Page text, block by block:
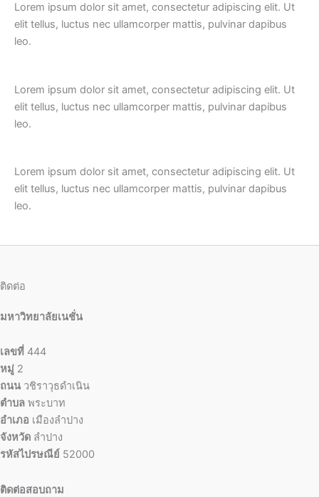
Lorem ipsum dolor sit amet, consectetur adipiscing elit. Ut
elit tellus, luctus nec ullamcorper mattis, pulvinar dapibus
leo.
Lorem ipsum dolor sit amet, consectetur adipiscing elit. Ut
elit tellus, luctus nec ullamcorper mattis, pulvinar dapibus
leo.
Lorem ipsum dolor sit amet, consectetur adipiscing elit. Ut
elit tellus, luctus nec ullamcorper mattis, pulvinar dapibus
leo.
ติดต่อ
มหาวิทยาลัยเนชั่น
เลขที่ 444
หมู่ 2
ถนน วชิราวุธดำเนิน
ตำบล พระบาท
อำเภอ เมืองลำปาง
จังหวัด ลำปาง
รหัสไปรษณีย์ 52000
ติดต่อสอบถาม